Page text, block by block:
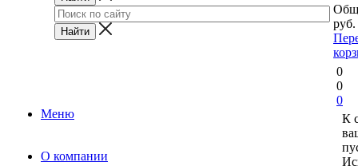
руб.
Меню
О компании
0
0
0
К